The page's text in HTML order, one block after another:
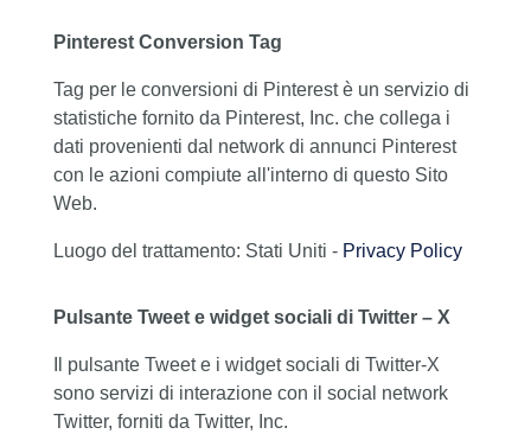
Pinterest Conversion Tag
Tag per le conversioni di Pinterest è un servizio di
statistiche fornito da Pinterest, Inc. che collega i
dati provenienti dal network di annunci Pinterest
con le azioni compiute all'interno di questo Sito
Web.
Luogo del trattamento: Stati Uniti - Privacy Policy
Pulsante Tweet e widget sociali di Twitter – X
Il pulsante Tweet e i widget sociali di Twitter-X
sono servizi di interazione con il social network
Twitter, forniti da Twitter, Inc.